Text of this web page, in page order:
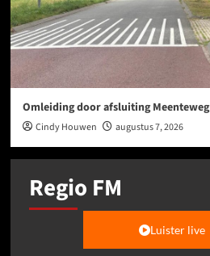
Omleiding door afsluiting Meenteweg
Cindy Houwen augustus 7, 2026
Regio FM
Luister live